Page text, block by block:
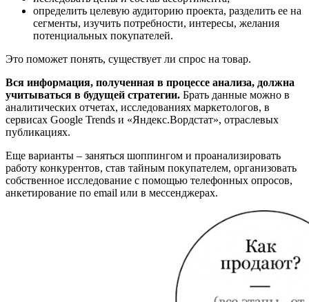
определить целевую аудиторию проекта, разделить ее на
сегменты, изучить потребности, интересы, желания
потенциальных покупателей.
Это поможет понять, существует ли спрос на товар.
Вся информация, полученная в процессе анализа, должна
учитываться в будущей стратегии. Брать данные можно в
аналитических отчетах, исследованиях маркетологов, в
сервисах Google Trends и «Яндекс.Вордстат», отраслевых
публикациях.
Еще варианты – заняться шоппингом и проанализировать
работу конкурентов, став тайным покупателем, организовать
собственное исследование с помощью телефонных опросов,
анкетирование по email или в мессенджерах.